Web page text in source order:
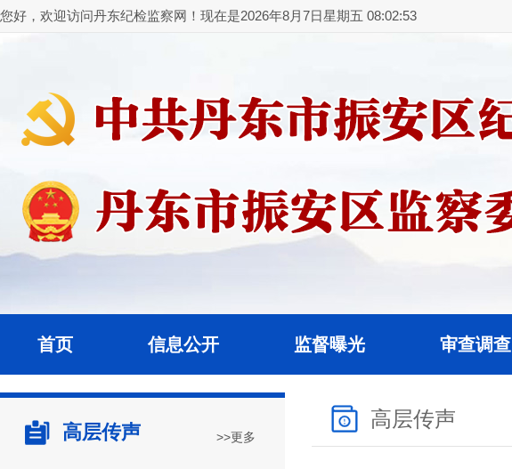
您好，欢迎访问丹东纪检监察网！现在是2026年8月7日星期五 08:02:54
首页 信息公开 监督曝光 审查调查
高层传声 >>更多
高层传声